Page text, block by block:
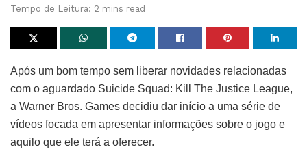
Tempo de Leitura: 2 mins read
Após um bom tempo sem liberar novidades relacionadas
com o aguardado Suicide Squad: Kill The Justice League,
a Warner Bros. Games decidiu dar início a uma série de
vídeos focada em apresentar informações sobre o jogo e
aquilo que ele terá a oferecer.